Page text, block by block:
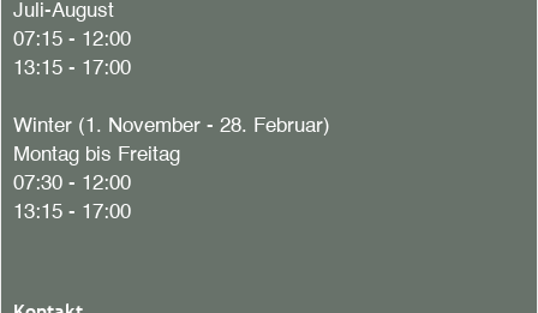
Juli-August
07:15 - 12:00
13:15 - 17:00
Winter (1. November - 28. Februar)
Montag bis Freitag
07:30 - 12:00
13:15 - 17:00